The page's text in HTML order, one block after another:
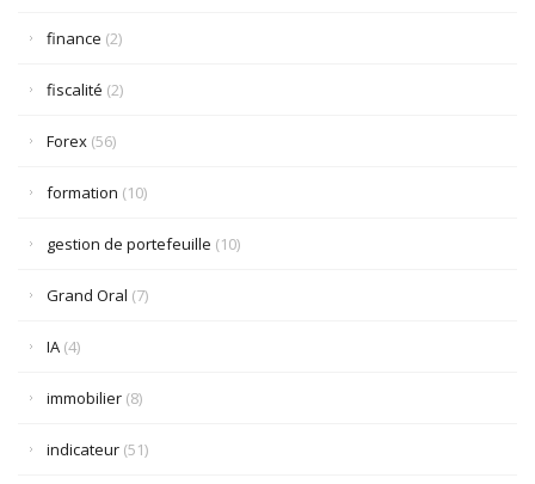
finance (2)
fiscalité (2)
Forex (56)
formation (10)
gestion de portefeuille (10)
Grand Oral (7)
IA (4)
immobilier (8)
indicateur (51)